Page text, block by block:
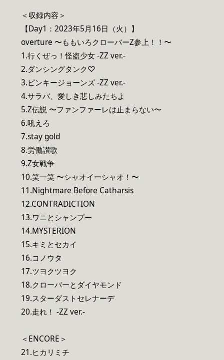
＜収録内容＞
【Day1：2023年5月16日（火）】
overture 〜ももいろクローバーZ参上！！〜
1.行くぜっ！怪盗少女 -ZZ ver.-
2.ダンシングタンク♡
3.ピンキージョーンズ -ZZ ver.-
4.サラバ、愛しき悲しみたちよ
5.Z伝説 〜ファンファーレは止まらない〜
6.吼えろ
7.stay gold
8.労働讃歌
9.Z女戦争
10.笑一笑 〜シャオイーシャオ！〜
11.Nightmare Before Catharsis
12.CONTRADICTION
13.ワニとシャンプー
14.MYSTERION
15.キミとセカイ
16.コノウタ
17.ツヨクツヨク
18.クローバーとダイヤモンド
19.スターダストセレナーデ
20.走れ！ -ZZ ver.-
＜ENCORE＞
21.ヒカリミチ